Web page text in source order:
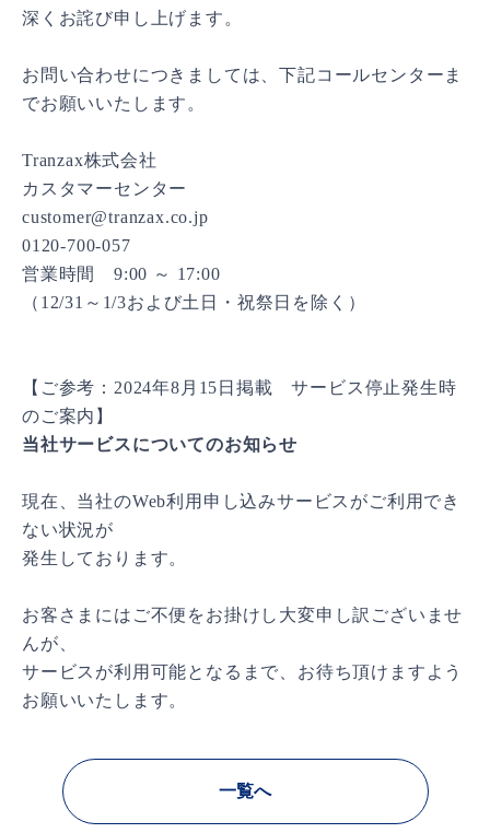
深くお詫び申し上げます。
お問い合わせにつきましては、下記コールセンターま
でお願いいたします。
Tranzax株式会社
カスタマーセンター
customer@tranzax.co.jp
0120-700-057
営業時間 9:00 ～ 17:00
（12/31～1/3および土日・祝祭日を除く）
【ご参考：2024年8月15日掲載 サービス停止発生時
のご案内】
当社サービスについてのお知らせ
現在、当社のWeb利用申し込みサービスがご利用でき
ない状況が
発生しております。
お客さまにはご不便をお掛けし大変申し訳ございませ
んが、
サービスが利用可能となるまで、お待ち頂けますよう
お願いいたします。
一覧へ